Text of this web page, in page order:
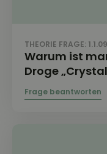
THEORIE FRAGE:
Warum ist
Droge